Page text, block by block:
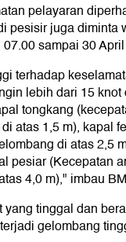
pelayaran
pesisir juga diminta
sampai 30
terhadap
lebih dari 15 knot
tongkang
atas 1,5 m), kapal
di atas 2,5
pesiar (Kecepatan
4,0 m)," imbau
tinggal dan
gelombang